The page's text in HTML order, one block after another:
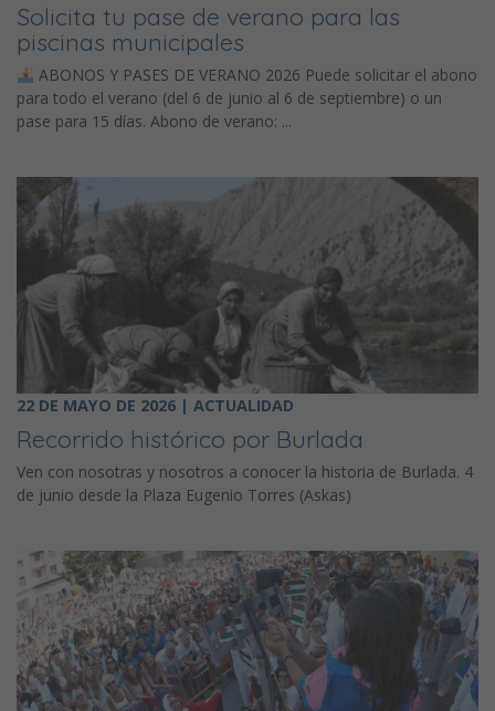
Solicita tu pase de verano para las
piscinas municipales
ABONOS Y PASES DE VERANO 2026 Puede solicitar el abono
para todo el verano (del 6 de junio al 6 de septiembre) o un
pase para 15 días. Abono de verano: ...
22 DE MAYO DE 2026 | ACTUALIDAD
Recorrido histórico por Burlada
Ven con nosotras y nosotros a conocer la historia de Burlada. 4
de junio desde la Plaza Eugenio Torres (Askas)